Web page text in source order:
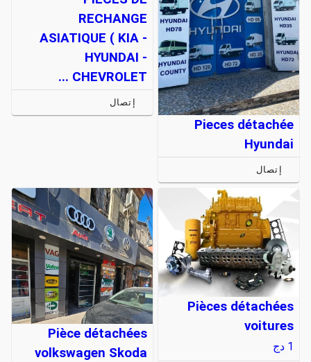
Pieces détachée
Hyundai
إتصال
RECHANGE
ASIATIQUE ( KIA -
HYUNDAI -
CHEVROLET ...
إتصال
Pièces détachées
voitures
1 دج
Pièce détachées
volkswagen Skoda